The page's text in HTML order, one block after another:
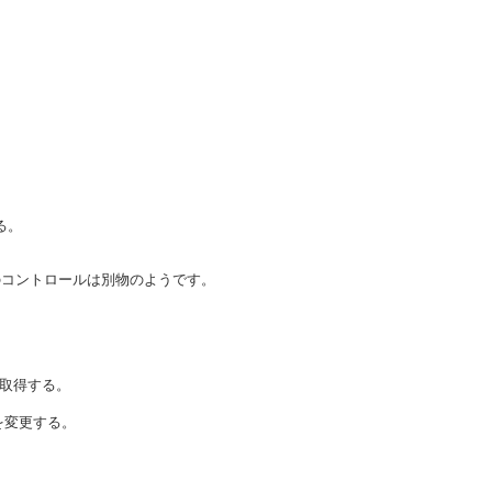
ントロールは別物のようです。
得する。
更する。